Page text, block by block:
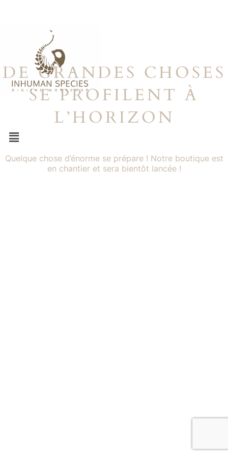
DE GRANDES CHOSES
SE PROFILENT À
L’HORIZON
Quelque chose d’énorme se prépare ! Notre boutique est
en chantier et sera bientôt lancée !